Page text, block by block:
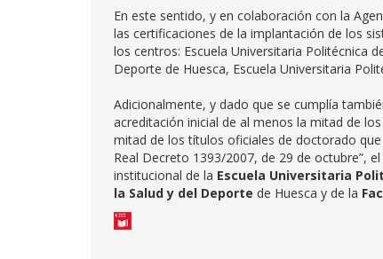
En este sentido, y en colaboración con la
las certificaciones de la implantación de los
los centros: Escuela Universitaria Politécnica
Deporte de Huesca, Escuela Universitaria
Adicionalmente, y dado que se cumplía
acreditación inicial de al menos la mitad de
mitad de los títulos oficiales de doctorado
Real Decreto 1393/2007, de 29 de octubre”,
institucional de la Escuela Universitaria
la Salud y del Deporte de Huesca y de la